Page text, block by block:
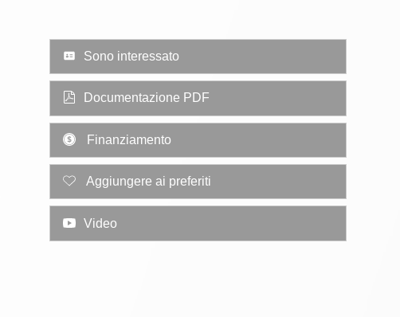
Sono interessato
Documentazione PDF
Finanziamento
Aggiungere ai preferiti
Video